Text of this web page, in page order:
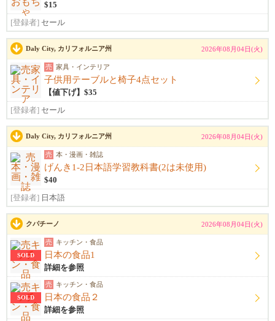
$15
[登録者] セール
Daly City, カリフォルニア州 2026年08月04日(火)
売 家具・インテリア
子供用テーブルと椅子4点セット
【値下げ】$35
[登録者] セール
Daly City, カリフォルニア州 2026年08月04日(火)
売 本・漫画・雑誌
げんき1-2日本語学習教科書(2は未使用)
$40
[登録者] 日本語
クパチーノ 2026年08月04日(火)
SOLD
売 キッチン・食品
日本の食品1
詳細を参照
SOLD
売 キッチン・食品
日本の食品２
詳細を参照